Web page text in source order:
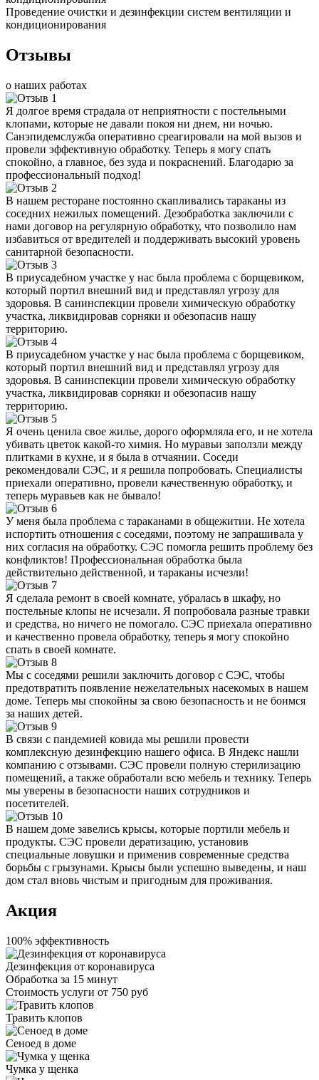
Проведение очистки и дезинфекции систем вентиляции и
кондиционирования
Отзывы
о наших работах
Я долгое время страдала от неприятности с постельными
клопами, которые не давали покоя ни днем, ни ночью.
Санэпидемслужба оперативно среагировали на мой вызов и
провели эффективную обработку. Теперь я могу спать
спокойно, а главное, без зуда и покраснений. Благодарю за
профессиональный подход!
В нашем ресторане постоянно скапливались тараканы из
соседних нежилых помещений. Дезобработка заключили с
нами договор на регулярную обработку, что позволило нам
избавиться от вредителей и поддерживать высокий уровень
санитарной безопасности.
В приусадебном участке у нас была проблема с борщевиком,
который портил внешний вид и представлял угрозу для
здоровья. В санинспекции провели химическую обработку
участка, ликвидировав сорняки и обезопасив нашу
территорию.
В приусадебном участке у нас была проблема с борщевиком,
который портил внешний вид и представлял угрозу для
здоровья. В санинспекции провели химическую обработку
участка, ликвидировав сорняки и обезопасив нашу
территорию.
Я очень ценила свое жилье, дорого оформляла его, и не хотела
убивать цветок какой-то химия. Но муравьи заползли между
плитками в кухне, и я была в отчаянии. Соседи
рекомендовали СЭС, и я решила попробовать. Специалисты
приехали оперативно, провели качественную обработку, и
теперь муравьев как не бывало!
У меня была проблема с тараканами в общежитии. Не хотела
испортить отношения с соседями, поэтому не запрашивала у
них согласия на обработку. СЭС помогла решить проблему без
конфликтов! Профессиональная обработка была
действительно действенной, и тараканы исчезли!
Я сделала ремонт в своей комнате, убралась в шкафу, но
постельные клопы не исчезали. Я попробовала разные травки
и средства, но ничего не помогало. СЭС приехала оперативно
и качественно провела обработку, теперь я могу спокойно
спать в своей комнате.
Мы с соседями решили заключить договор с СЭС, чтобы
предотвратить появление нежелательных насекомых в нашем
доме. Теперь мы спокойны за свою безопасность и не боимся
за наших детей.
В связи с пандемией ковида мы решили провести
комплексную дезинфекцию нашего офиса. В Яндекс нашли
компанию с отзывами. СЭС провели полную стерилизацию
помещений, а также обработали всю мебель и технику. Теперь
мы уверены в безопасности наших сотрудников и
посетителей.
В нашем доме завелись крысы, которые портили мебель и
продукты. СЭС провели дератизацию, установив
специальные ловушки и применив современные средства
борьбы с грызунами. Крысы были успешно выведены, и наш
дом стал вновь чистым и пригодным для проживания.
Акция
100% эффективность
Дезинфекция от коронавируса
Обработка за 15 минут
Стоимость услуги от 750 руб
Травить клопов
Сеноед в доме
Чумка у щенка